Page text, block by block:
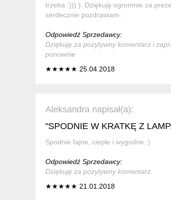
trzeba :))) ). Dziękuję ogromnie za
serdecznie pozdrawiam.
Odpowiedź Sprzedawcy:
Dziękuję za pozytywny komentarz i
ponownie
★★★★★ 25.04.2018
Aleksandra napisał(a):
"SPODNIE W KRATKĘ Z
Spodnie fajne, ciepłe i wygodne :)
Odpowiedź Sprzedawcy:
Dziękuję za pozytywny komentarz.
★★★★★ 21.01.2018